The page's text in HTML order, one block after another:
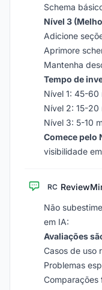
Schema
Nível 3
Adicione
Aprimore
Mantenha
Tempo de
Nível 1: 45-
Nível 2: 15-
Nível 3: 5-10
Comece pelo
visibilidade
RC
Não
em IA:
Avaliações
Casos de uso
Problemas
Comparações